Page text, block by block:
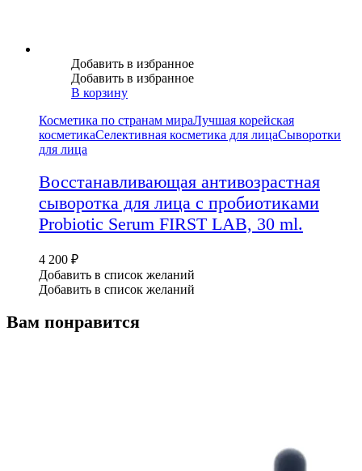
Добавить в избранное
Добавить в избранное
В корзину
Косметика по странам мираЛучшая корейская
косметикаСелективная косметика для лицаСыворотки
для лица
Восстанавливающая антивозрастная
сыворотка для лица с пробиотиками
Probiotic Serum FIRST LAB, 30 ml.
4 200 ₽
Добавить в список желаний
Добавить в список желаний
Вам понравится